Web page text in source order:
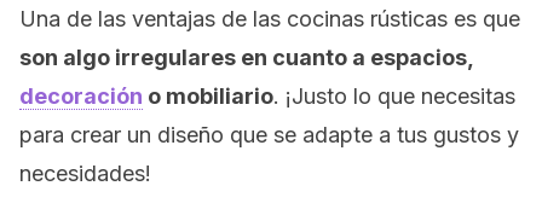
Una de las ventajas de las cocinas rústicas es que
son algo irregulares en cuanto a espacios,
decoración o mobiliario. ¡Justo lo que necesitas
para crear un diseño que se adapte a tus gustos y
necesidades!